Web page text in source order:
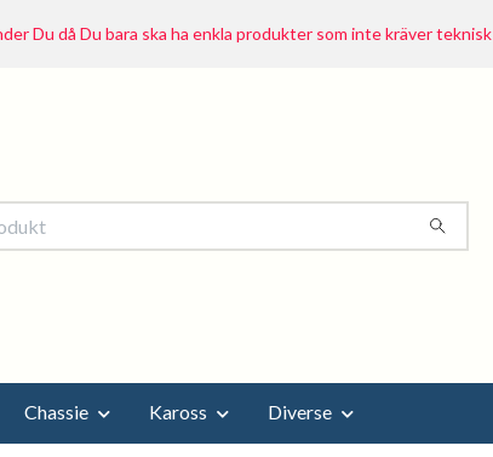
Du då Du bara ska ha enkla produkter som inte kräver
Chassie Kaross Diverse